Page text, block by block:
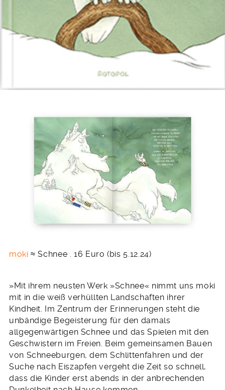
moki≈ Schnee . 16 Euro (bis 5.12.24)
»Mit ihrem neusten Werk »Schnee« nimmt uns moki
mit in die weiß verhüllten Landschaften ihrer
Kindheit. Im Zentrum der Erinnerungen steht die
unbändige Begeisterung für den damals
allgegenwärtigen Schnee und das Spielen mit den
Geschwistern im Freien. Beim gemeinsamen Bauen
von Schneeburgen, dem Schlittenfahren und der
Suche nach Eiszapfen vergeht die Zeit so schnell,
dass die Kinder erst abends in der anbrechenden